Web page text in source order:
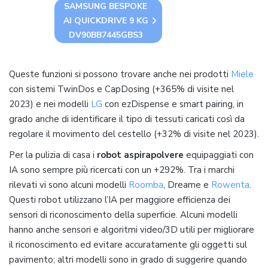
SAMSUNG BESPOKE
AI QUICKDRIVE 9 KG
DV90BB7445GBS3
Queste funzioni si possono trovare anche nei prodotti Miele
con sistemi TwinDos e CapDosing (+365% di visite nel
2023) e nei modelli LG con ezDispense e smart pairing, in
grado anche di identificare il tipo di tessuti caricati così da
regolare il movimento del cestello (+32% di visite nel 2023).
Per la pulizia di casa i robot aspirapolvere equipaggiati con
IA sono sempre più ricercati con un +292%. Tra i marchi
rilevati vi sono alcuni modelli Roomba, Dreame e Rowenta.
Questi robot utilizzano l’IA per maggiore efficienza dei
sensori di riconoscimento della superficie. Alcuni modelli
hanno anche sensori e algoritmi video/3D utili per migliorare
il riconoscimento ed evitare accuratamente gli oggetti sul
pavimento; altri modelli sono in grado di suggerire quando